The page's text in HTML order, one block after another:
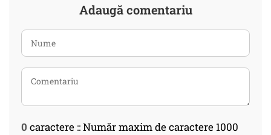
Adaugă comentariu
0 caractere :: Număr maxim de caractere 1000